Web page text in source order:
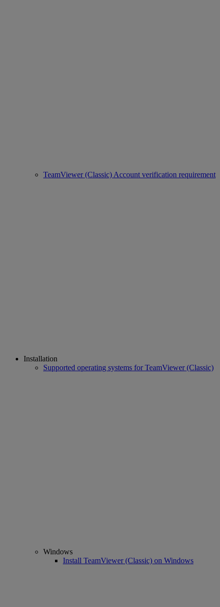
TeamViewer (Classic) Account verification requirement
Installation
Supported operating systems for TeamViewer (Classic)
Windows
Install TeamViewer (Classic) on Windows